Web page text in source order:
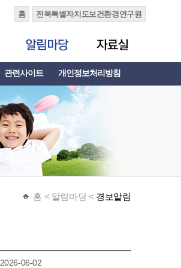
홈 전북특별자치도보건환경연구원
관련사이트 개인정보처리방침
홈 < 알림마당 < 경보알림
2026-06-02